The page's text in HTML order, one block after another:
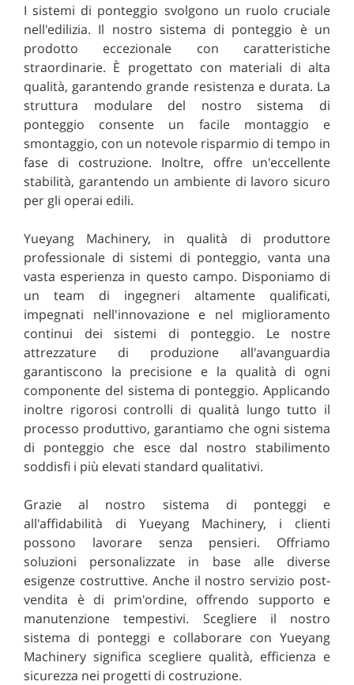
I sistemi di ponteggio svolgono un ruolo cruciale
nell'edilizia. Il nostro sistema di ponteggio è un
prodotto eccezionale con caratteristiche
straordinarie. È progettato con materiali di alta
qualità, garantendo grande resistenza e durata. La
struttura modulare del nostro sistema di
ponteggio consente un facile montaggio e
smontaggio, con un notevole risparmio di tempo in
fase di costruzione. Inoltre, offre un'eccellente
stabilità, garantendo un ambiente di lavoro sicuro
per gli operai edili.
Yueyang Machinery, in qualità di produttore
professionale di sistemi di ponteggio, vanta una
vasta esperienza in questo campo. Disponiamo di
un team di ingegneri altamente qualificati,
impegnati nell'innovazione e nel miglioramento
continui dei sistemi di ponteggio. Le nostre
attrezzature di produzione all'avanguardia
garantiscono la precisione e la qualità di ogni
componente del sistema di ponteggio. Applicando
inoltre rigorosi controlli di qualità lungo tutto il
processo produttivo, garantiamo che ogni sistema
di ponteggio che esce dal nostro stabilimento
soddisfi i più elevati standard qualitativi.
Grazie al nostro sistema di ponteggi e
all'affidabilità di Yueyang Machinery, i clienti
possono lavorare senza pensieri. Offriamo
soluzioni personalizzate in base alle diverse
esigenze costruttive. Anche il nostro servizio post-
vendita è di prim'ordine, offrendo supporto e
manutenzione tempestivi. Scegliere il nostro
sistema di ponteggi e collaborare con Yueyang
Machinery significa scegliere qualità, efficienza e
sicurezza nei progetti di costruzione.